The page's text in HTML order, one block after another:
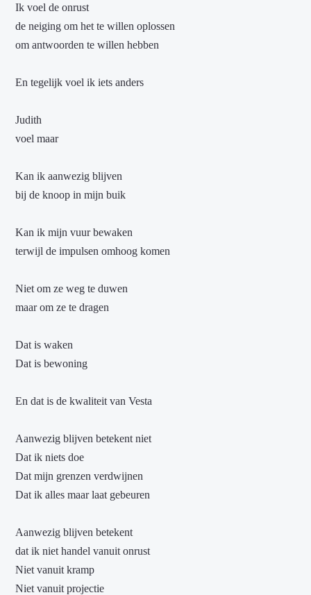
Ik voel de onrust
de neiging om het te willen oplossen
om antwoorden te willen hebben
En tegelijk voel ik iets anders
Judith
voel maar
Kan ik aanwezig blijven
bij de knoop in mijn buik
Kan ik mijn vuur bewaken
terwijl de impulsen omhoog komen
Niet om ze weg te duwen
maar om ze te dragen
Dat is waken
Dat is bewoning
En dat is de kwaliteit van Vesta
Aanwezig blijven betekent niet
Dat ik niets doe
Dat mijn grenzen verdwijnen
Dat ik alles maar laat gebeuren
Aanwezig blijven betekent
dat ik niet handel vanuit onrust
Niet vanuit kramp
Niet vanuit projectie